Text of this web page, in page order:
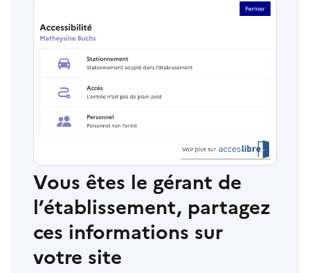
Vous êtes le gérant de
l’établissement, partagez
ces informations sur
votre site